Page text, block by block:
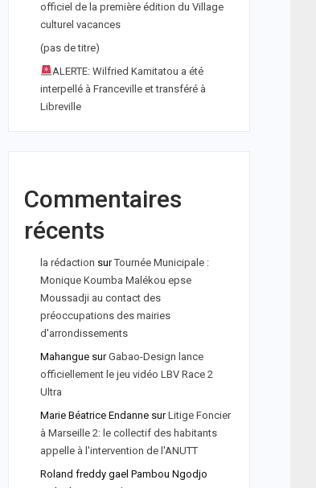
officiel de la première édition du Village
culturel vacances
(pas de titre)
ALERTE: Wilfried Kamitatou a été
interpellé à Franceville et transféré à
Libreville
Commentaires
récents
la rédaction surTournée Municipale :
Monique Koumba Malékou epse
Moussadji au contact des
préoccupations des mairies
d'arrondissements
MahanguesurGabao-Design lance
officiellement le jeu vidéo LBV Race 2
Ultra
Marie Béatrice EndannesurLitige Foncier
à Marseille 2: le collectif des habitants
appelle à l'intervention de l'ANUTT
Roland freddy gael Pambou Ngodjo